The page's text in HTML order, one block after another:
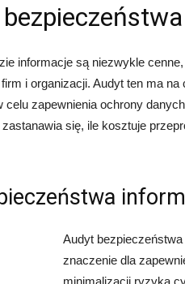
informacje są niezwykle
i organizacji. Audyt ten ma
zapewnienia ochrony
się, ile kosztuje
Audyt
znaczenie dla
minimalizacji ryzyka